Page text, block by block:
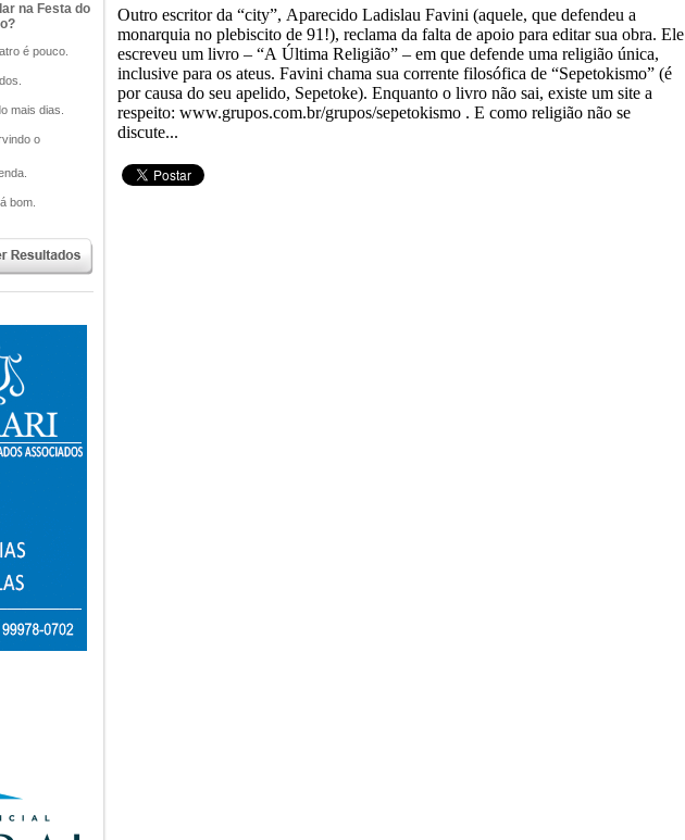
na Festa do
é pouco.
mais dias.
o
bom.
Outro escritor da “city”, Aparecido Ladislau Favini (aquele, que defendeu a
monarquia no plebiscito de 91!), reclama da falta de apoio para editar sua obra. Ele
escreveu um livro – “A Última Religião” – em que defende uma religião única,
inclusive para os ateus. Favini chama sua corrente filosófica de “Sepetokismo” (é
por causa do seu apelido, Sepetoke). Enquanto o livro não sai, existe um site a
respeito: www.grupos.com.br/grupos/sepetokismo . E como religião não se
discute...